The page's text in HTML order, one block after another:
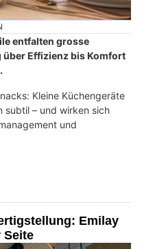
entfalten grosse
Effizienz bis Komfort
Kleine Küchengeräte
subtil – und wirken sich
und
Emilay
Seite